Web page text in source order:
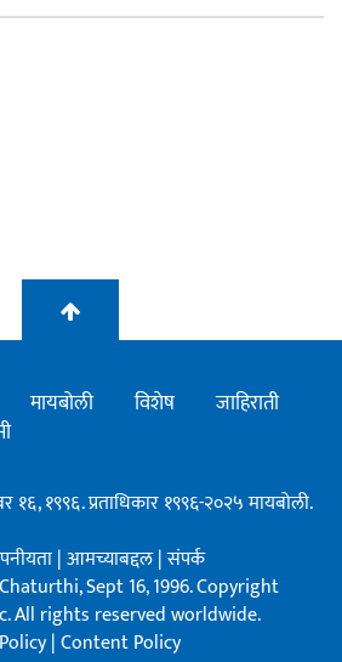
मायबोली विशेष
जाहिराती
१६, १९९६. प्रताधिकार १९९६-२०२५ मायबोली.
|आमच्याबद्दल|संपर्क
Sept 16, 1996. Copyright
All rights reserved worldwide.
|Content Policy